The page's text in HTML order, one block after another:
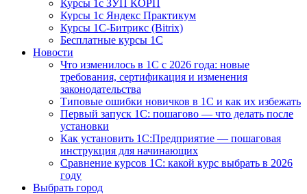
Курсы 1с ЗУП КОРП
Курсы 1с Яндекс Практикум
Курсы 1С-Битрикс (Bitrix)
Бесплатные курсы 1С
Новости
Что изменилось в 1С с 2026 года: новые
требования, сертификация и изменения
законодательства
Типовые ошибки новичков в 1С и как их избежать
Первый запуск 1С: пошагово — что делать после
установки
Как установить 1С:Предприятие — пошаговая
инструкция для начинающих
Сравнение курсов 1С: какой курс выбрать в 2026
году
Выбрать город